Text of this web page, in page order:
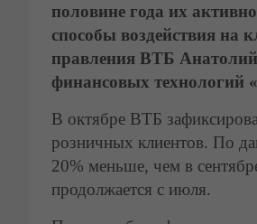
половине года их
способы воздействия на
правления ВТБ
финансовых технологий
В октябре ВТБ
розничных клиентов. По
20% меньше, чем в
продолжается с июля.